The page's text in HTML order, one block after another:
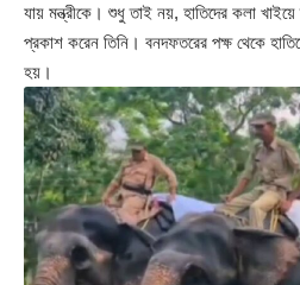
যায় মন্ত্রীকে। শুধু তাই নয়, হাতিদের কলা
প্রকাশ করেন তিনি। বনদফতরের পক্ষ থেকে
হয়।